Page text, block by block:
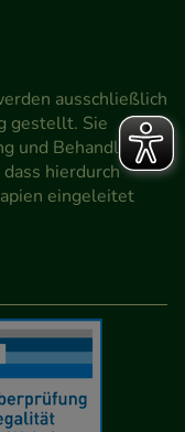
ausschließlich
gestellt. Sie
und Behandlung
hierdurch
eingeleitet